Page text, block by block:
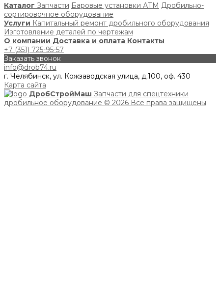
Каталог Запчасти Баровые установки АТМ Дробильно-
сортировочное оборудование
Услуги Капитальный ремонт дробильного оборудования
Изготовление деталей по чертежам
О компании Доставка и оплата Контакты
+7 (351) 725-95-57
Заказать звонок
info@drob74.ru
г. Челябинск, ул. Кожзаводская улица, д.100, оф. 430
Карта сайта
ДробСтройМаш Запчасти для спецтехники
дробильное оборудование © 2026 Все права защищены